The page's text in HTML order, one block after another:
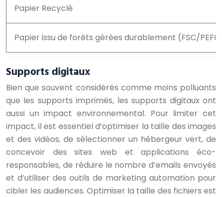
Papier Recyclé
Papier issu de forêts gérées durablement (FSC/
Supports digitaux
Bien que souvent considérés comme moins polluants
que les supports imprimés, les supports digitaux ont
aussi un impact environnemental. Pour limiter cet
impact, il est essentiel d’optimiser la taille des images
et des vidéos, de sélectionner un hébergeur vert, de
concevoir des sites web et applications éco-
responsables, de réduire le nombre d’emails envoyés
et d’utiliser des outils de marketing automation pour
cibler les audiences. Optimiser la taille des fichiers est